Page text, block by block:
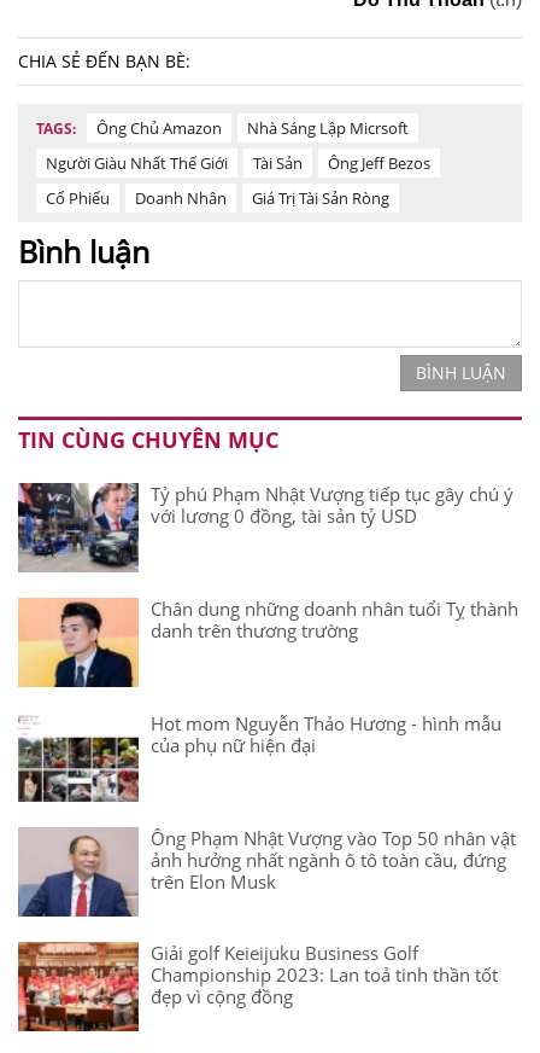
CHIA SẺ ĐẾN BẠN BÈ:
TAGS: Ông Chủ Amazon
Nhà Sáng Lập Micrsoft
Người Giàu Nhất Thế Giới
Tài Sản
Ông Jeff Bezos
Cổ Phiếu
Doanh Nhân Giá Trị Tài Sản Ròng
Bình luận
BÌNH LUẬN
TIN CÙNG CHUYÊN MỤC
Tỷ phú Phạm Nhật Vượng tiếp tục gây chú ý
với lương 0 đồng, tài sản tỷ USD
Chân dung những doanh nhân tuổi Tỵ thành
danh trên thương trường
Hot mom Nguyễn Thảo Hương - hình mẫu
của phụ nữ hiện đại
Ông Phạm Nhật Vượng vào Top 50 nhân vật
ảnh hưởng nhất ngành ô tô toàn cầu, đứng
trên Elon Musk
Giải golf Keieijuku Business Golf
Championship 2023: Lan toả tinh thần tốt
đẹp vì cộng đồng